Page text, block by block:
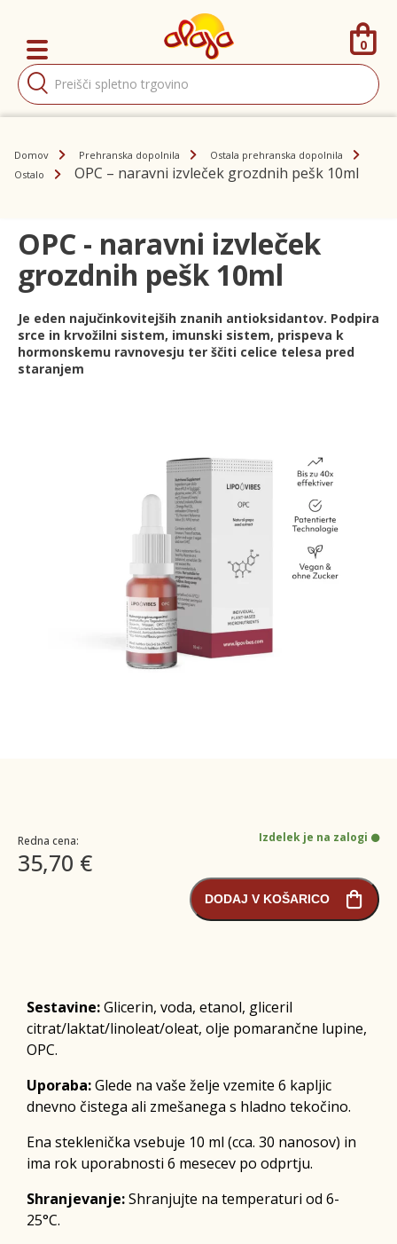
Products
search
0
Domov Prehranska dopolnila
Ostala prehranska dopolnila
Ostalo
OPC – naravni izvleček grozdnih pešk 10ml
OPC - naravni izvleček
grozdnih pešk 10ml
Je eden najučinkovitejših znanih antioksidantov. Podpira
srce in krvožilni sistem, imunski sistem, prispeva k
hormonskemu ravnovesju ter ščiti celice telesa pred
staranjem
Redna cena:
35,70 €
Izdelek je na zalogi
DODAJ V KOŠARICO
Sestavine:Glicerin, voda, etanol, gliceril
citrat/laktat/linoleat/oleat, olje pomarančne lupine,
OPC.
Uporaba:Glede na vaše želje vzemite 6 kapljic
dnevno čistega ali zmešanega s hladno tekočino.
Ena steklenička vsebuje 10 ml (cca. 30 nanosov) in
ima rok uporabnosti 6 mesecev po odprtju.
Shranjevanje:Shranjujte na temperaturi od 6-
25°C.